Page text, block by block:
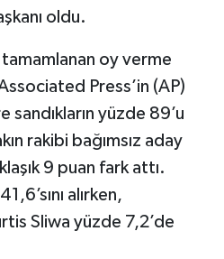
oldu.
oy verme
Press’in (AP)
sandıkların yüzde 89’u
rakibi bağımsız aday
9 puan fark attı.
alırken,
Sliwa yüzde 7,2’de